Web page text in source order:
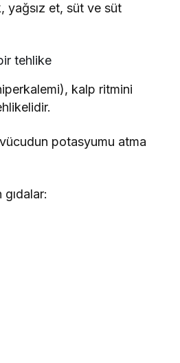
yağsız et, süt ve süt
tehlike
kalp ritmini
potasyumu atma